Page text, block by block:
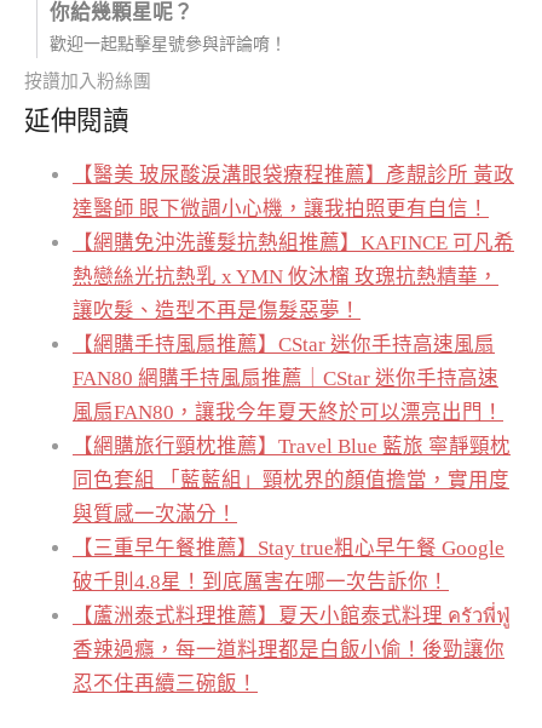
你給幾顆星呢？
歡迎一起點擊星號參與評論唷！
按讚加入粉絲團
延伸閱讀
【醫美 玻尿酸淚溝眼袋療程推薦】彥靚診所 黃政
達醫師 眼下微調小心機，讓我拍照更有自信！
【網購免沖洗護髮抗熱組推薦】KAFINCE 可凡希
熱戀絲光抗熱乳 x YMN 攸沐橣 玫瑰抗熱精華，
讓吹髮、造型不再是傷髮惡夢！
【網購手持風扇推薦】CStar 迷你手持高速風扇
FAN80 網購手持風扇推薦｜CStar 迷你手持高速
風扇FAN80，讓我今年夏天終於可以漂亮出門！
【網購旅行頸枕推薦】Travel Blue 藍旅 寧靜頸枕
同色套組 「藍藍組」頸枕界的顏值擔當，實用度
與質感一次滿分！
【三重早午餐推薦】Stay true粗心早午餐 Google
破千則4.8星！到底厲害在哪一次告訴你！
【蘆洲泰式料理推薦】夏天小館泰式料理 ครัวพี่ฟู่
香辣過癮，每一道料理都是白飯小偷！後勁讓你
忍不住再續三碗飯！